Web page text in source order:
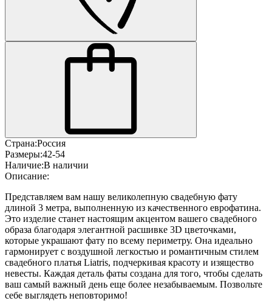
Страна:Россия
Размеры:42-54
Наличие:В наличии
Описание:
Представляем вам нашу великолепную свадебную фату
длиной 3 метра, выполненную из качественного еврофатина.
Это изделие станет настоящим акцентом вашего свадебного
образа благодаря элегантной расшивке 3D цветочками,
которые украшают фату по всему периметру. Она идеально
гармонирует с воздушной легкостью и романтичным стилем
свадебного платья Liatris, подчеркивая красоту и изящество
невесты. Каждая деталь фаты создана для того, чтобы сделать
ваш самый важный день еще более незабываемым. Позвольте
себе выглядеть неповторимо!